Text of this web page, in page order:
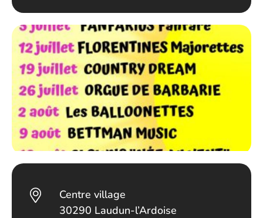
Centre village
30290 Laudun-l’Ardoise